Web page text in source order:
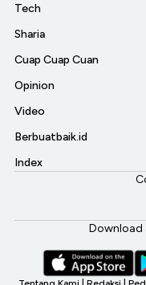
Tech
Sharia
Cuap Cuap Cuan
Opinion
Video
Berbuatbaik.id
Index
Download